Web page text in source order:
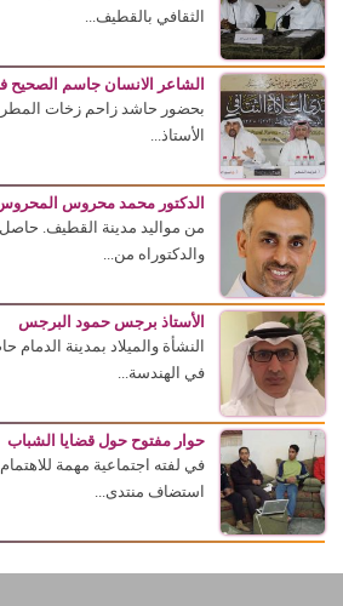
الثقافي بالقطيف...
الشاعر الانسان جاسم الصحيح
بحضور حاشد زاحم زخات المطر
الأستاذ...
الدكتور محمد محروس
من مواليد مدينة القطيف.
والدكتوراه من...
الأستاذ برجس حمود البرجس
النشأة والميلاد بمدينة
في الهندسة...
حوار مفتوح حول قضايا الشباب
في لفته اجتماعية مهمة
استضاف منتدى...